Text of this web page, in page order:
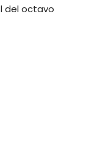
del octavo